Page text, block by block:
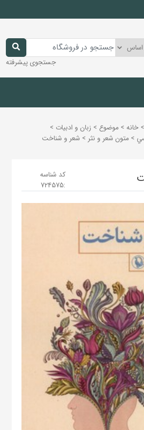
جستجوی پیشرفته
> خانه > موضوع > زبان و ادبيات >
> متون شعر و نثر > شعر و شناخت
کد شناسه
:
724575